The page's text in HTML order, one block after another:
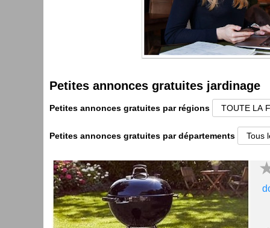
Petites annonces gratuites jardinage
Petites annonces gratuites par régions
Petites annonces gratuites par départements